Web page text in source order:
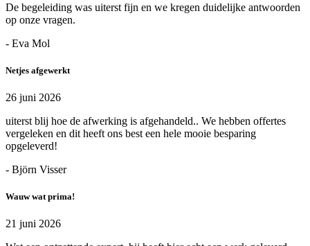
De begeleiding was uiterst fijn en we kregen duidelijke antwoorden
op onze vragen.
- Eva Mol
Netjes afgewerkt
26 juni 2026
uiterst blij hoe de afwerking is afgehandeld.. We hebben offertes
vergeleken en dit heeft ons best een hele mooie besparing
opgeleverd!
- Björn Visser
Wauw wat prima!
21 juni 2026